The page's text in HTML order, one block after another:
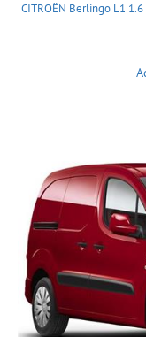
CITROËN Berlingo L1 1.6